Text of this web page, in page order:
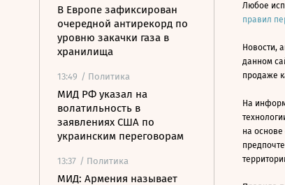
В Европе зафиксирован
очередной антирекорд по
уровню закачки газа в
хранилища
13:49 / Политика
МИД РФ указал на
волатильность в
заявлениях США по
украинским переговорам
13:37 / Политика
МИД: Армения называет
Любое
правил
Новости,
данном
продаже
На
на